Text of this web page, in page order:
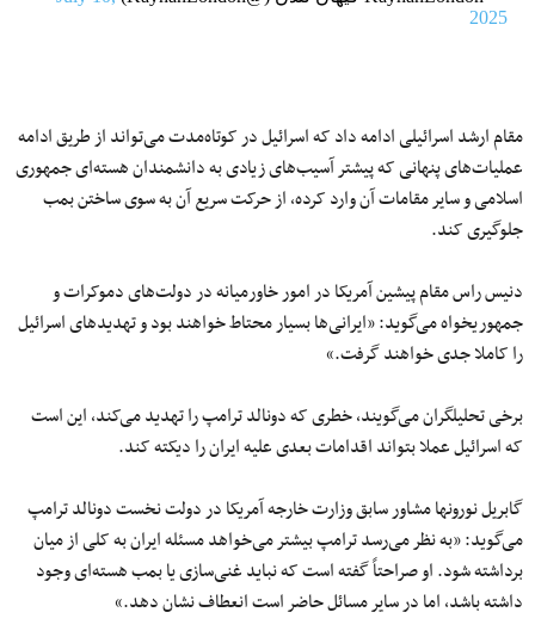
2025
مقام ارشد اسرائیلی ادامه داد که اسرائیل در کوتاه‌مدت می‌تواند از طریق ادامه
عملیات‌های پنهانی که پیشتر آسیب‌های زیادی به دانشمندان هسته‌ای جمهوری
اسلامی و سایر مقامات آن وارد کرده‌، از حرکت سریع آن به‌ سوی ساختن بمب
جلوگیری کند.
دنیس راس مقام پیشین آمریکا در امور خاورمیانه در دولت‌های دموکرات و
جمهوریخواه می‌گوید: «ایرانی‌ها بسیار محتاط خواهند بود و تهدیدهای اسرائیل
را کاملا جدی خواهند گرفت.»
برخی تحلیلگران می‌گویند، خطری که دونالد ترامپ را تهدید می‌کند، این است
که اسرائیل عملا بتواند اقدامات بعدی علیه ایران را دیکته کند.
گابریل نورونها مشاور سابق وزارت خارجه آمریکا در دولت نخست دونالد ترامپ
می‌گوید: «به نظر می‌رسد ترامپ بیشتر می‌خواهد مسئله ایران به کلی از میان
برداشته شود. او صراحتاً گفته است که نباید غنی‌سازی یا بمب هسته‌ای وجود
داشته باشد، اما در سایر مسائل حاضر است انعطاف‌ نشان دهد.»